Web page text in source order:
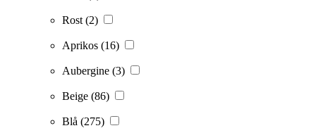
Rost (2)
Aprikos (16)
Aubergine (3)
Beige (86)
Blå (275)